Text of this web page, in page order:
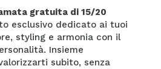
gratuita di 15/20
esclusivo dedicato ai tuoi
styling e armonia con il
Insieme
subito, senza